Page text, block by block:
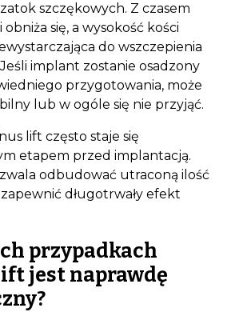
szczękowych. Z czasem
się, a wysokość kości
do wszczepienia
implant zostanie osadzony
przygotowania, może
lub w ogóle się nie przyjąć.
lift często staje się
etapem przed implantacją.
odbudować utraconą ilość
zapewnić długotrwały efekt
przypadkach
jest naprawdę